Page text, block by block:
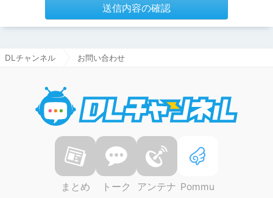
送信内容の確認
DLチャンネル お問い合わせ
まとめ トーク アンテナ Pommu